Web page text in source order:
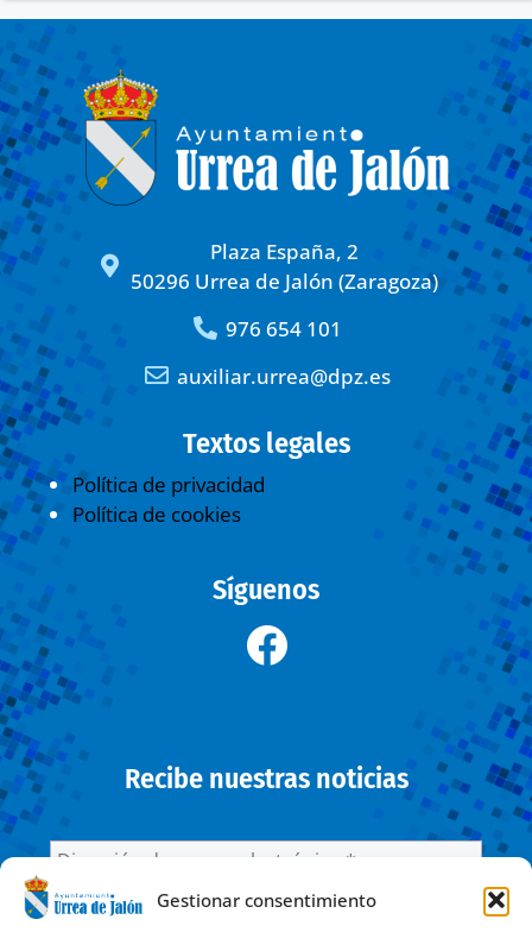
Gestionar consentimiento
Plaza España, 2
50296 Urrea de Jalón (Zaragoza)
976 654 101
auxiliar.urrea@dpz.es
Textos legales
Política de privacidad
Política de cookies
Síguenos
Recibe nuestras noticias
He leído y acepto la